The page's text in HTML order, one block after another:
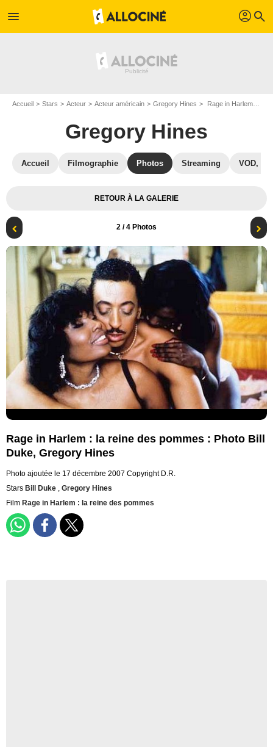
menu profil search
Accueil Stars Acteur Acteur américain Gregory Hines Rage in Harlem : la reine des pommes : Photo Bill Duke, Gregory Hines
Gregory Hines
Accueil Filmographie Photos Streaming VOD,
RETOUR À LA GALERIE
2 / 4 Photos
Rage in Harlem : la reine des pommes : Photo Bill
Duke, Gregory Hines
Photo ajoutée le 17 décembre 2007 Copyright D.R.
Stars Bill Duke , Gregory Hines
Film Rage in Harlem : la reine des pommes